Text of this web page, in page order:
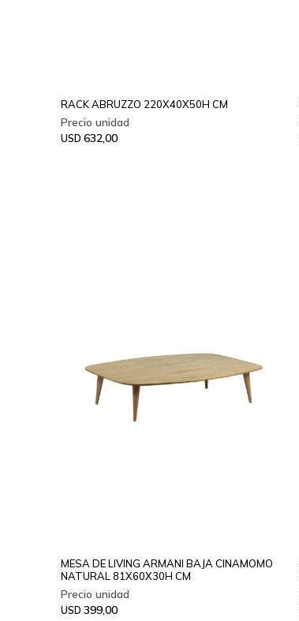
RACK ABRUZZO 220X40X50H CM
USD 632,00
MESA DE LIVING ARMANI BAJA CINAMOMO
NATURAL 81X60X30H CM
USD 399,00